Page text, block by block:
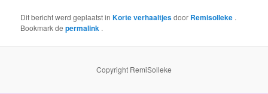
Dit bericht werd geplaatst inKorte verhaaltjesdoor Remisolleke .
Bookmark depermalink .
Copyright RemiSolleke